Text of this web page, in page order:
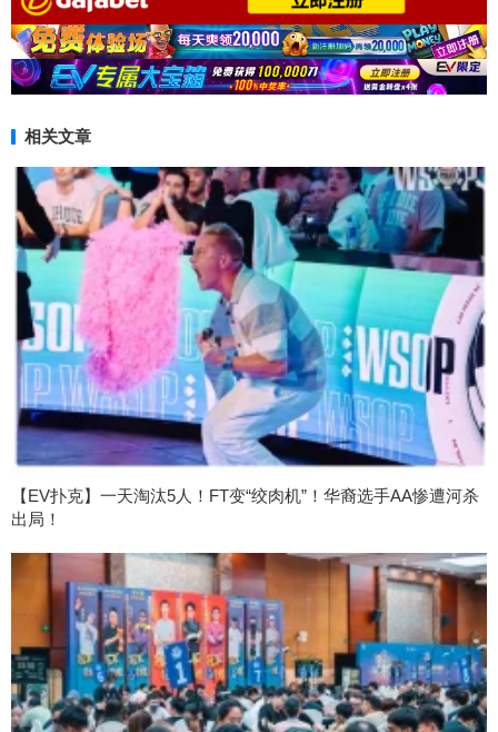
相关文章
【EV扑克】一天淘汰5人！FT变“绞肉机”！华裔选手AA惨遭河杀
出局！